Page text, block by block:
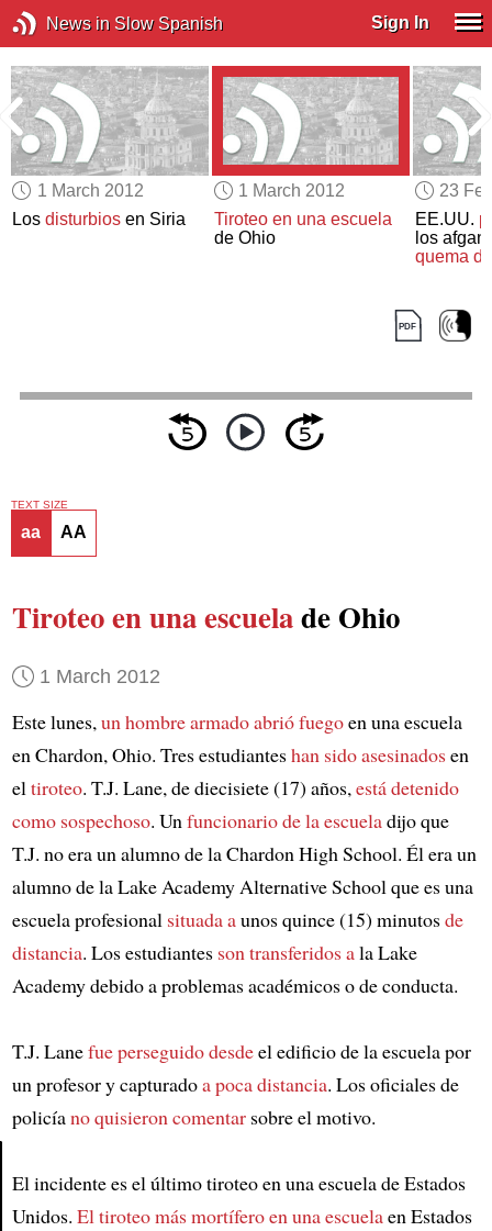
News in Slow Spanish Sign In
1 March 2012
Losdisturbios en Siria
1 March 2012
Tiroteo en una escuela
de Ohio
23
EE.UU.
los
quema
Article
TEXT SIZE
aa AA
Tiroteo en una escuelade Ohio
1 March 2012
Este lunes,un hombre armado abrió fuegoen una escuela
en Chardon, Ohio. Tres estudianteshan sido asesinadosen
eltiroteo. T.J. Lane, de diecisiete (17) años,está detenido
como sospechoso. Unfuncionario de la escueladijo que
T.J. no era un alumno de la Chardon High School. Él era un
alumno de la Lake Academy Alternative School que es una
escuela profesional situada aunos quince (15) minutosde
distancia. Los estudiantes son transferidos ala Lake
Academy debido a problemas académicos o de conducta.
T.J. Lanefue perseguido desdeel edificio de la escuela por
un profesor y capturadoa poca distancia. Los oficiales de
policíano quisieron comentarsobre el motivo.
El incidente es el último tiroteo en una escuela de Estados
Unidos. El tiroteo más mortífero en una escuelaen Estados